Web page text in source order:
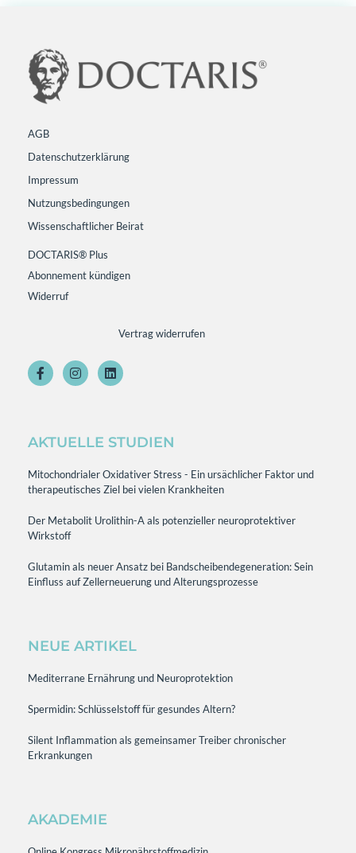
AGB
Datenschutzerklärung
Impressum
Nutzungsbedingungen
Wissenschaftlicher Beirat
DOCTARIS® Plus
Abonnement kündigen
Widerruf
Vertrag widerrufen
AKTUELLE STUDIEN
Mitochondrialer Oxidativer Stress - Ein ursächlicher Faktor und
therapeutisches Ziel bei vielen Krankheiten
Der Metabolit Urolithin-A als potenzieller neuroprotektiver
Wirkstoff
Glutamin als neuer Ansatz bei Bandscheibendegeneration: Sein
Einfluss auf Zellerneuerung und Alterungsprozesse
NEUE ARTIKEL
Mediterrane Ernährung und Neuroprotektion
Spermidin: Schlüsselstoff für gesundes Altern?
Silent Inflammation als gemeinsamer Treiber chronischer
Erkrankungen
AKADEMIE